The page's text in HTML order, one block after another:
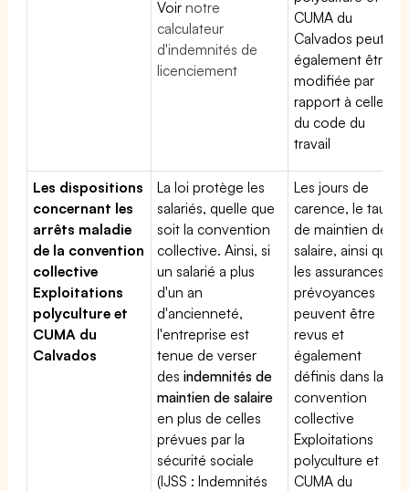
Voirnotre
calculateur
d'indemnités de
licenciement
CUMA du
Calvados peut
également être
modifiée par
rapport à celle
du code du
travail
Les dispositions
concernant les
arrêts maladie
de la convention
collective
Exploitations
polyculture et
CUMA du
Calvados
La loi protège les
salariés, quelle que
soit la convention
collective. Ainsi, si
un salarié a plus
d'un an
d'ancienneté,
l'entreprise est
tenue de verser
desindemnités de
maintien de salaire
en plus de celles
prévues par la
sécurité sociale
(IJSS : Indemnités
Les jours de
carence, le taux
de maintien de
salaire, ainsi que
les assurances
prévoyances
peuvent être
revus et
également
définis dans la
convention
collective
Exploitations
polyculture et
CUMA du